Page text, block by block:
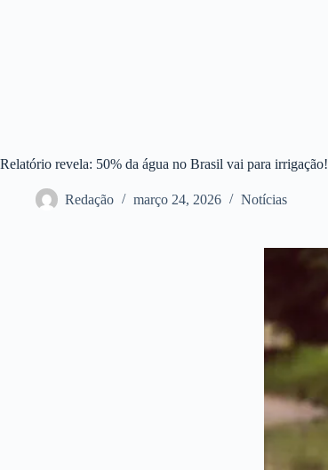
Relatório revela: 50% da água no Brasil vai para irrigação!
Redação março 24, 2026 Notícias